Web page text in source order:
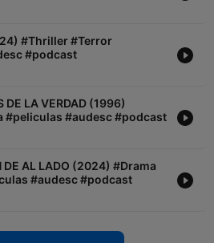
#Thriller #Terror
#podcast
DE LA VERDAD (1996)
#peliculas #audesc #podcast
DE AL LADO (2024) #Drama
#audesc #podcast